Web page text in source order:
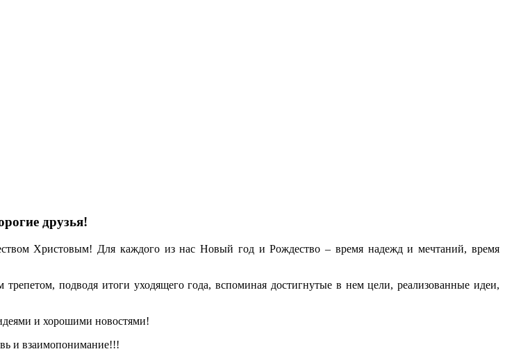
друзья!
Христовым! Для каждого из нас Новый год и Рождество – время надежд и мечтаний, время
подводя итоги уходящего года, вспоминая достигнутые в нем цели, реализованные идеи,
и хорошими новостями!
и взаимопонимание!!!